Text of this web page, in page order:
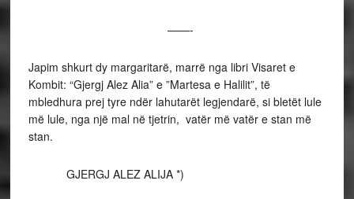
——-
Japim shkurt dy margaritarë, marrë nga libri Visaret e
Kombit: “Gjergj Alez Alia” e ”Martesa e Halilit”, të
mbledhura prej tyre ndër lahutarët legjendarë, si bletët lule
më lule, nga një mal në tjetrin, vatër më vatër e stan më
stan.
GJERGJ ALEZ ALIJA *)